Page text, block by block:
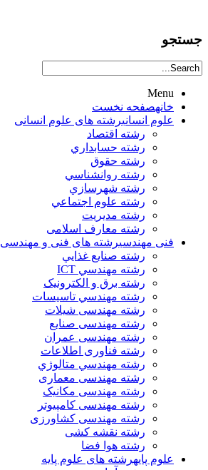
جستجو
Menu
خانهصفحه نخست
علوم انسانيرشته های علوم انسانی
رشته اقتصاد
رشته حسابداري
رشته حقوق
رشته روانشناسي
رشته شهرسازي
رشته علوم اجتماعي
رشته مديريت
رشته معارف اسلامی
فنی مهندسیرشته های فنی و مهندسی
رشته صنايع غذايي
رشته مهندسي ICT
رشته برق و الکترونيک
رشته مهندسي تاسيسات
رشته مهندسی شیلات
رشته مهندسی صنایع
رشته مهندسی عمران
رشته فناوری اطلاعات
رشته مهندسي متالوژي
رشته مهندسی معماری
رشته مهندسی مکانیک
رشته مهندسی کامپیوتر
رشته مهندسی کشاورزی
رشته نقشه کشی
رشته هوا فضا
علوم پایهرشته های علوم پایه